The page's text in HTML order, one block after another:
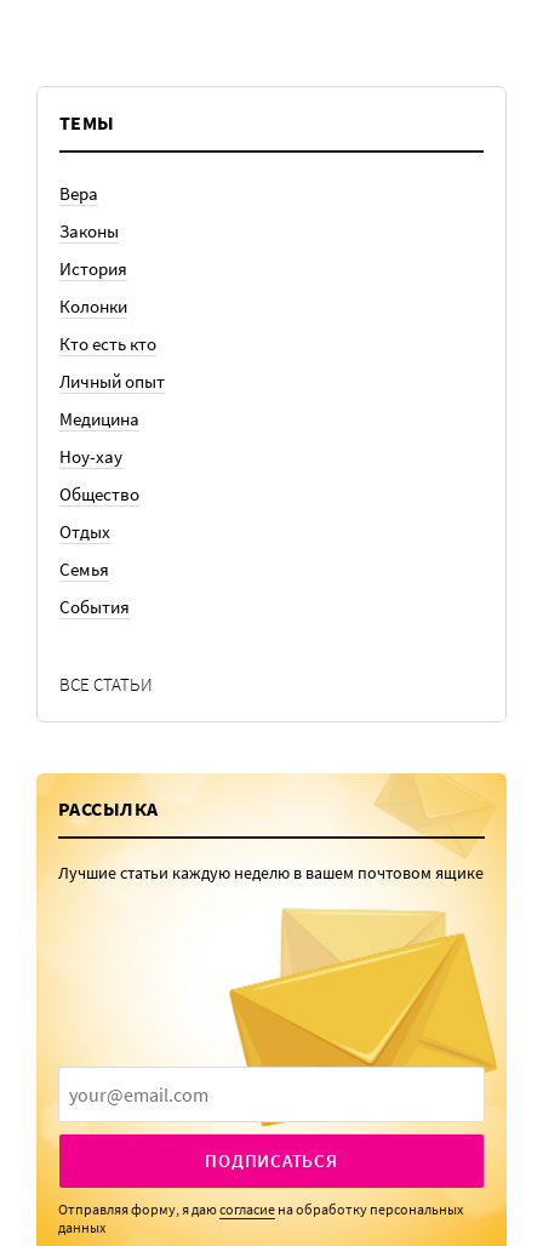
ТЕМЫ
Вера
Законы
История
Колонки
Кто есть кто
Личный опыт
Медицина
Ноу-хау
Общество
Отдых
Семья
События
ВСЕ СТАТЬИ
РАССЫЛКА
Лучшие статьи каждую неделю в вашем почтовом ящике
ПОДПИСАТЬСЯ
Отправляя форму, я даюсогласие на обработку персональных
данных